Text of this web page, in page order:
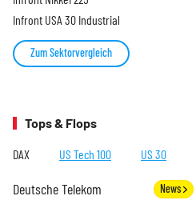
Infront USA 30 Industrial
Zum Sektorvergleich
Tops & Flops
DAX US Tech 100 US 30
Deutsche Telekom News